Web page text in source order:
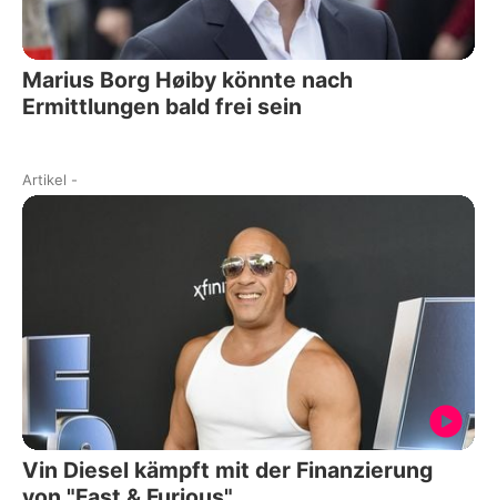
Marius Borg Høiby könnte nach
Ermittlungen bald frei sein
Artikel -
Vin Diesel kämpft mit der Finanzierung